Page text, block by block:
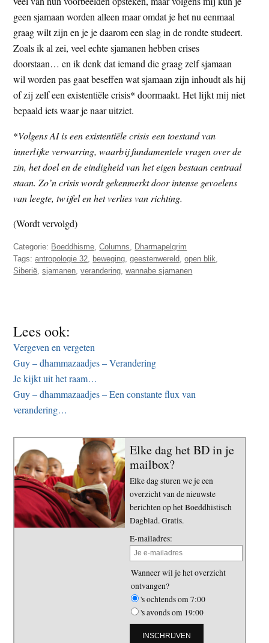
geen sjamaan worden alleen maar omdat je het nu eenmaal
graag wilt zijn en je je daarom een slag in de rondte studeert.
Zoals ik al zei, veel echte sjamanen hebben crises
doorstaan… en ik denk dat iemand die graag zelf sjamaan
wil worden pas gaat beseffen wat sjamaan zijn inhoudt als hij
of zij zelf een existentiële crisis* doormaakt. Het lijkt mij niet
bepaald iets waar je naar uitziet.
*Volgens AI is een existentiële crisis een toestand van
innerlijke verwarring, waarbij fundamentele vragen over de
zin, het doel en de eindigheid van het eigen bestaan centraal
staan. Zo’n crisis wordt gekenmerkt door intense gevoelens
van leegte, twijfel en het verlies van richting.
(Wordt vervolgd)
Categorie: Boeddhisme ,Columns
Dharmapelgrim
Tags:antropologie 32 beweging ,geestenwereld ,open blik
Siberië ,sjamanen ,verandering ,wannabe sjamanen
Lees ook:
Vergeven en vergeten
Guy – dhammazaadjes – Verandering
Je kijkt uit het raam…
Guy – dhammazaadjes – Een constante flux van
verandering…
Elke dag het BD in je
mailbox?
Elke dag sturen we je een
overzicht van de nieuwste
berichten op het Boeddhistisch
Dagblad. Gratis.
E-mailadres:
Wanneer wil je het overzicht
ontvangen?
's ochtends om 7:00
's avonds om 19:00